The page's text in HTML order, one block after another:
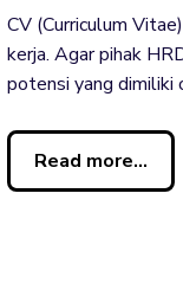
CV (Curriculum
kerja. Agar pihak
potensi yang dimiliki
Read more...